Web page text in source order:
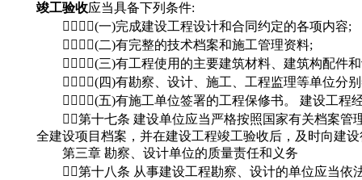
竣工验收应当具备下列条件:
(一)完成建设工程设计和合同约定的各项内容;
(二)有完整的技术档案和施工管理资料;
(三)有工程使用的主要建筑材料、建筑构配件和
(四)有勘察、设计、施工、工程监理等单位分别
(五)有施工单位签署的工程保修书。 建设工程
第十七条 建设单位应当严格按照国家有关档案管
全建设项目档案，并在建设工程竣工验收后，及时向建
第三章 勘察、设计单位的质量责任和义务
第十八条 从事建设工程勘察、设计的单位应当依